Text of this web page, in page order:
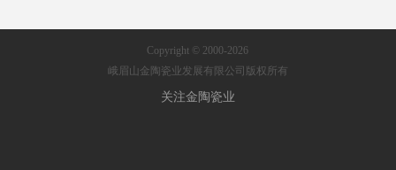
Copyright © 2000-2026
峨眉山金陶瓷业发展有限公司版权所有
关注金陶瓷业